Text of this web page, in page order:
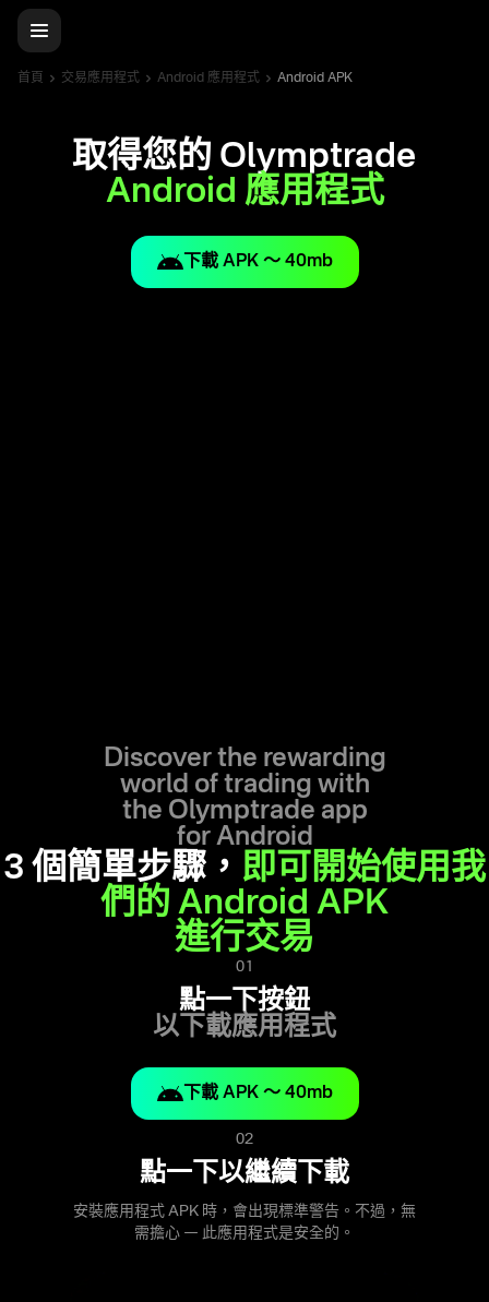
首頁 交易應用程式 Android 應用程式 Android APK
取得您的 Olymptrade
Android 應用程式
下載 APK ～ 40mb
Discover the rewarding
world of trading with
the Olymptrade app
for Android
3 個簡單步驟， 即可開始使用我
們的 Android APK
進行交易
01
點一下按鈕
以下載應用程式
下載 APK ～ 40mb
02
點一下以繼續下載
安裝應用程式 APK 時，會出現標準警告。不過，無
需擔心 — 此應用程式是安全的。